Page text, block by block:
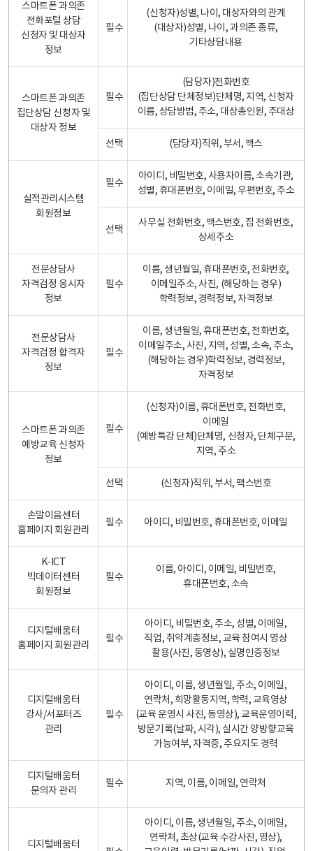
스마트폰 과의존
전화포털 상담
신청자 및 대상자
정보
필수
(신청자)성별, 나이, 대상자와의 관계
(대상자)성별, 나이, 과의존 종류,
기타상담내용
스마트폰 과의존
집단상담 신청자 및
대상자 정보
필수
(담당자)전화번호
(집단상담 단체정보)단체명, 지역, 신청자
이름, 상담방법, 주소, 대상총인원, 주대상
선택 (담당자)직위, 부서, 팩스
실적관리시스템
회원정보
필수
아이디, 비밀번호, 사용자이름, 소속기관,
성별, 휴대폰번호, 이메일, 우편번호, 주소
선택
사무실 전화번호, 팩스번호, 집 전화번호,
상세주소
전문상담사
자격검정 응시자
정보
필수
이름, 생년월일, 휴대폰번호, 전화번호,
이메일주소, 사진, (해당하는 경우)
학력정보, 경력정보, 자격정보
전문상담사
자격검정 합격자
정보
필수
이름, 생년월일, 휴대폰번호, 전화번호,
이메일주소, 사진, 지역, 성별, 소속, 주소,
(해당하는 경우)학력정보, 경력정보,
자격정보
스마트폰 과의존
예방교육 신청자
정보
필수
(신청자)이름, 휴대폰번호, 전화번호,
이메일
(예방특강 단체)단체명, 신청자, 단체구분,
지역, 주소
선택 (신청자)직위, 부서, 팩스번호
손말이음센터
홈페이지 회원관리
필수 아이디, 비밀번호, 휴대폰번호, 이메일
K-ICT
빅데이터센터
회원정보
필수
이름, 아이디, 이메일, 비밀번호,
휴대폰번호, 소속
디지털배움터
홈페이지 회원관리
필수
아이디, 비밀번호, 주소, 성별, 이메일,
직업, 취약계층정보, 교육 참여시 영상
촬용(사진, 동영상), 실명인증정보
디지털배움터
강사/서포터즈
관리
필수
아이디, 이름, 생년월일, 주소, 이메일,
연락처, 희망활동지역, 학력, 교육영상
(교육 운영시 사진, 동영상), 교육운영이력,
방문기록(날짜, 시각), 실시간 양방향교육
가능여부, 자격증, 주요지도 경력
디지털배움터
문의자 관리
필수 지역, 이름, 이메일, 연락처
디지털배움터
아이디, 이름, 생년월일, 주소, 이메일,
연락처, 초상(교육 수강사진, 영상),